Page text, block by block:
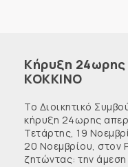
Κήρυξη
ΚΟΚΚΙΝΟ
Το Διοικητικό
κήρυξη 24ωρης
Τετάρτης, 19
20 Νοεμβρίου, στον
ζητώντας: την